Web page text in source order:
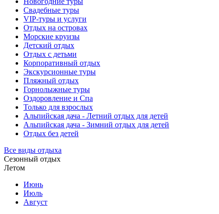
Свадебные туры
VIP-туры и услуги
Отдых на островах
Морские круизы
Детский отдых
Отдых с детьми
Корпоративный отдых
Экскурсионные туры
Пляжный отдых
Горнолыжные туры
Оздоровление и Спа
Только для взрослых
Альпийская дача - Летний отдых для детей
Альпийская дача - Зимний отдых для детей
Отдых без детей
Все виды отдыха
Сезонный отдых
Летом
Июнь
Июль
Август